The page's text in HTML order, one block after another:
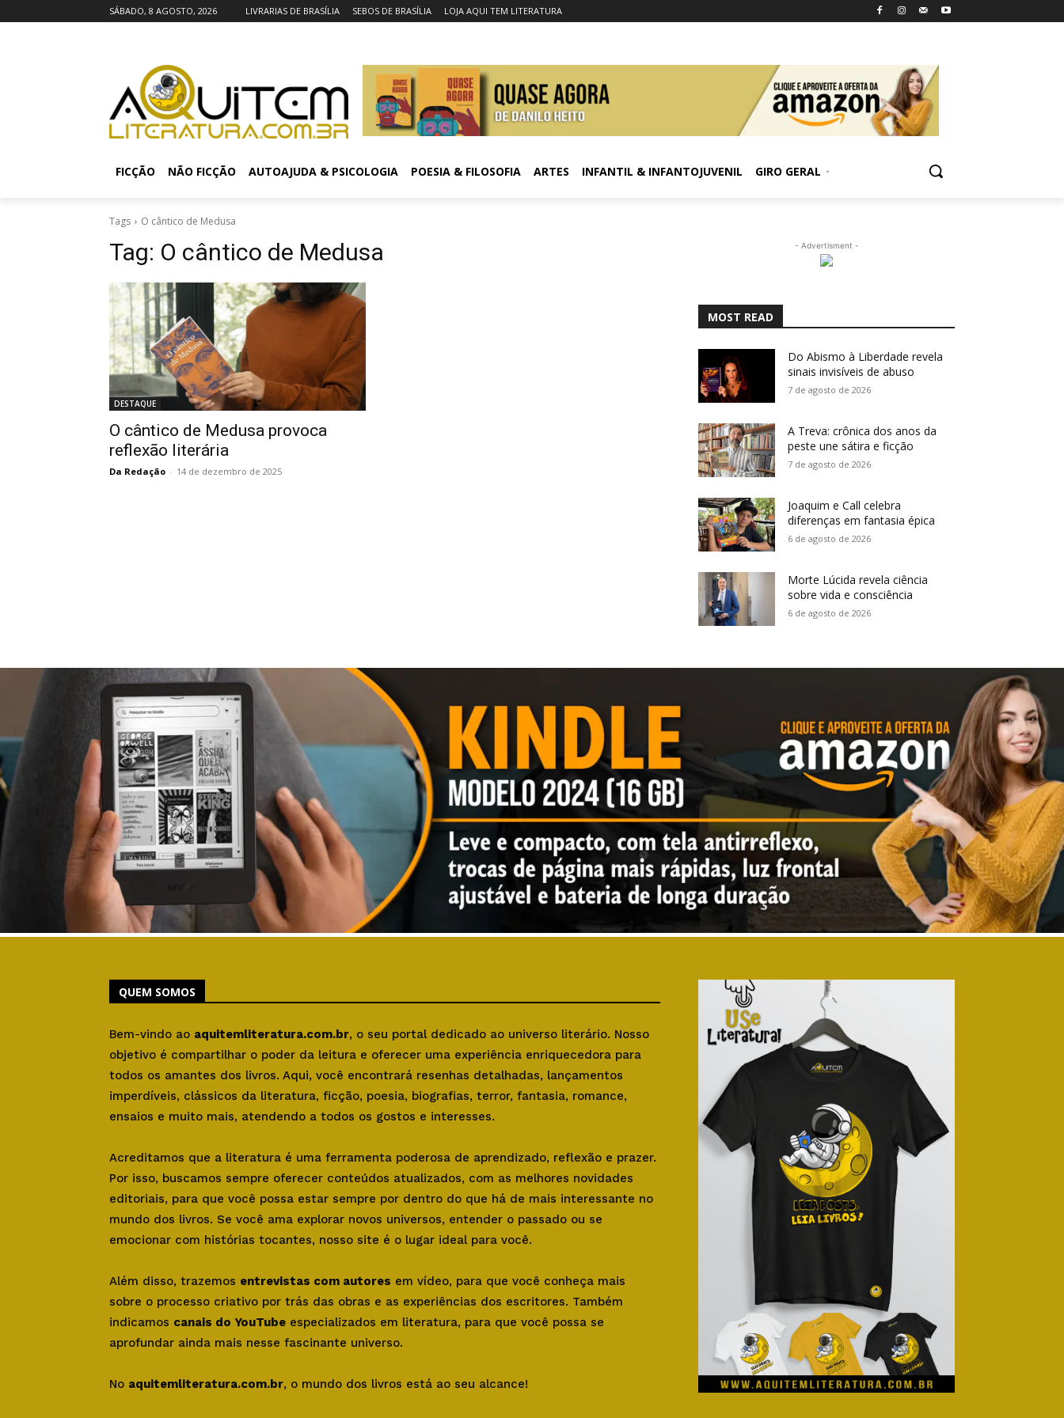
SÁBADO, 8 AGOSTO, 2026 LIVRARIAS DE BRASÍLIA SEBOS DE BRASÍLIA LOJA AQUI TEM LITERATURA
FICÇÃO NÃO FICÇÃO AUTOAJUDA & PSICOLOGIA POESIA & FILOSOFIA ARTES INFANTIL & INFANTOJUVENIL GIRO GERAL
Tags O cântico de Medusa
Tag: O cântico de Medusa
DESTAQUE
O cântico de Medusa provoca
reflexão literária
Da Redação - 14 de dezembro de 2025
- Advertisment -
MOST READ
Do Abismo à Liberdade revela
sinais invisíveis de abuso
7 de agosto de 2026
A Treva: crônica dos anos da
peste une sátira e ficção
7 de agosto de 2026
Joaquim e Call celebra
diferenças em fantasia épica
6 de agosto de 2026
Morte Lúcida revela ciência
sobre vida e consciência
6 de agosto de 2026
QUEM SOMOS
Bem-vindo ao aquitemliteratura.com.br, o seu portal dedicado ao universo literário. Nosso
objetivo é compartilhar o poder da leitura e oferecer uma experiência enriquecedora para
todos os amantes dos livros. Aqui, você encontrará resenhas detalhadas, lançamentos
imperdíveis, clássicos da literatura, ficção, poesia, biografias, terror, fantasia, romance,
ensaios e muito mais, atendendo a todos os gostos e interesses.
Acreditamos que a literatura é uma ferramenta poderosa de aprendizado, reflexão e prazer.
Por isso, buscamos sempre oferecer conteúdos atualizados, com as melhores novidades
editoriais, para que você possa estar sempre por dentro do que há de mais interessante no
mundo dos livros. Se você ama explorar novos universos, entender o passado ou se
emocionar com histórias tocantes, nosso site é o lugar ideal para você.
Além disso, trazemos entrevistas com autores em vídeo, para que você conheça mais
sobre o processo criativo por trás das obras e as experiências dos escritores. Também
indicamos canais do YouTube especializados em literatura, para que você possa se
aprofundar ainda mais nesse fascinante universo.
No aquitemliteratura.com.br, o mundo dos livros está ao seu alcance!